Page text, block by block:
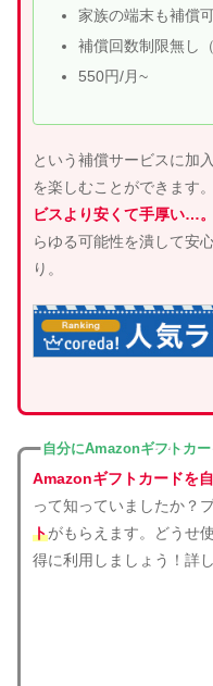
家族の端末も補償
補償回数制限無し
550円/月~
という補償サービスに加
を楽しむことができます
ビスより安くて手厚い…
らゆる可能性を潰して安
り。
自分にAmazonギフトカ
Amazonギフトカードを
って知っていましたか？
トがもらえます。どうせ
得に利用しましょう！詳